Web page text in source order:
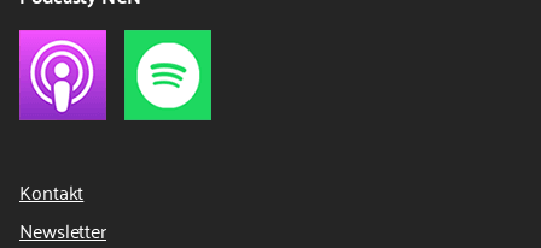
Kontakt
Newsletter